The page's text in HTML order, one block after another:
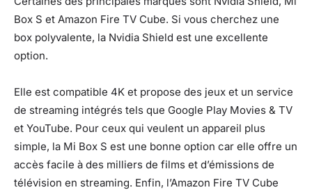
Box S et Amazon Fire TV Cube. Si vous cherchez une
box polyvalente, la Nvidia Shield est une excellente
option.
Elle est compatible 4K et propose des jeux et un service
de streaming intégrés tels que Google Play Movies & TV
et YouTube. Pour ceux qui veulent un appareil plus
simple, la Mi Box S est une bonne option car elle offre un
accès facile à des milliers de films et d’émissions de
télévision en streaming. Enfin, l’Amazon Fire TV Cube